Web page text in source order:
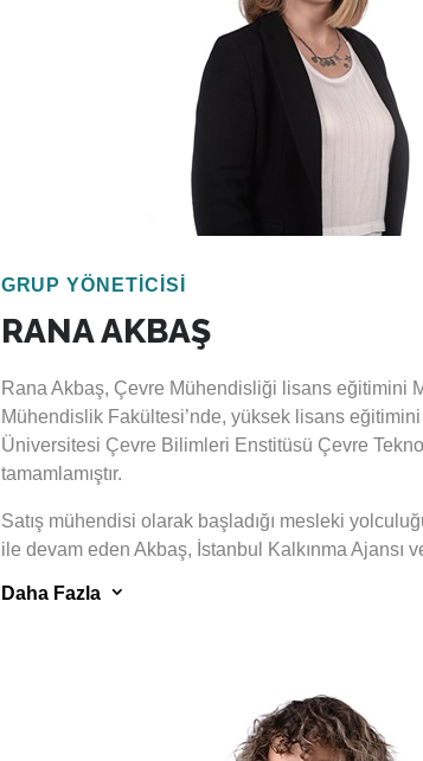
çevresel ve sosyal risk değerlendirmesi, yeşil
sürdürülebilir finansman alanlarındaki proje
yanında iklim değişikliği alanında uluslararası
Bitlis, 2015 yılından itibaren Escarus’ta görev
GRUP YÖNETİCİSİ
RANA AKBAŞ
Rana Akbaş, Çevre Mühendisliği lisans eğitimini
Mühendislik Fakültesi’nde, yüksek lisans
Üniversitesi Çevre Bilimleri Enstitüsü Çevre
tamamlamıştır.
Satış mühendisi olarak başladığı mesleki
ile devam eden Akbaş, İstanbul Kalkınma Ajansı
olarak yer almıştır. Boğaziçi Üniversitesi
danışmanlık desteği veren Akbaş, üniversitenin
Kampüs Programı’nın koordinasyonunda görev
Topluluğu’nun madencilik sektöründe faaliyet
Daha Fazla 3